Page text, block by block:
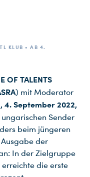
KLUB • AB 4.
OF TALENTS
) mit Moderator
4. September 2022,
Sender
beim jüngeren
der
In der Zielgruppe
die erste